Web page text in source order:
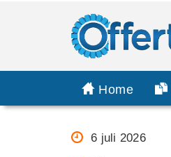
Home
6 juli 2026